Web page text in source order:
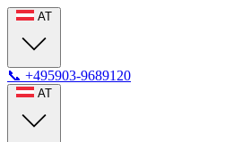
AT
📞 +495903-9689120
AT